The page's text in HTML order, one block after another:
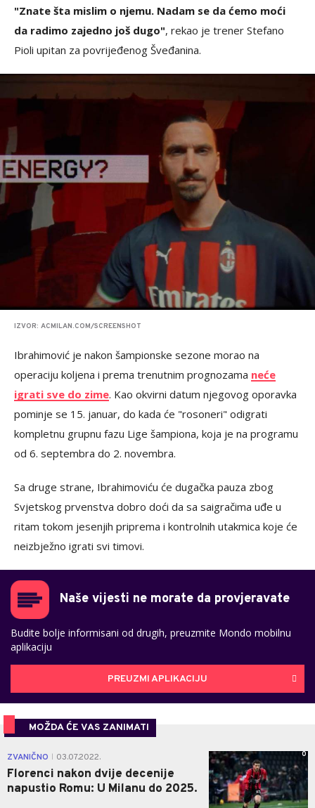
"Znate šta mislim o njemu. Nadam se da ćemo moći
da radimo zajedno još dugo", rekao je trener Stefano
Pioli upitan za povrijeđenog Šveđanina.
IZVOR: ACMILAN.COM/SCREENSHOT
Ibrahimović je nakon šampionske sezone morao na
operaciju koljena i prema trenutnim prognozama neće
igrati sve do zime. Kao okvirni datum njegovog oporavka
pominje se 15. januar, do kada će "rosoneri" odigrati
kompletnu grupnu fazu Lige šampiona, koja je na programu
od 6. septembra do 2. novembra.
Sa druge strane, Ibrahimoviću će dugačka pauza zbog
Svjetskog prvenstva dobro doći da sa saigračima uđe u
ritam tokom jesenjih priprema i kontrolnih utakmica koje će
neizbježno igrati svi timovi.
Naše vijesti ne morate da provjeravate
Budite bolje informisani od drugih, preuzmite Mondo mobilnu
aplikaciju
PREUZMI APLIKACIJU
MOŽDA ĆE VAS ZANIMATI
ZVANIČNO 03.07.2022.
Florenci nakon dvije decenije
napustio Romu: U Milanu do 2025.
0